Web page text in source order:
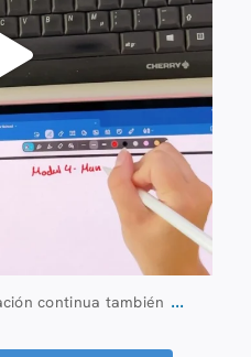
continua también ...